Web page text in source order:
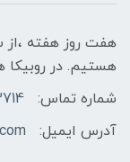
هستیم. در
شماره تماس:
آدرس ایمیل: